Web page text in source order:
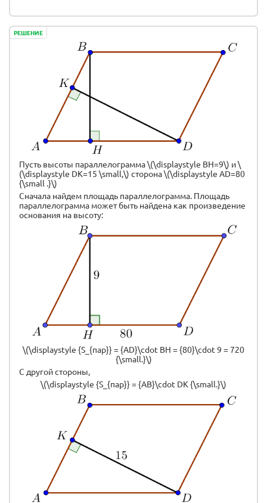
РЕШЕНИЕ
Пусть высоты параллелограмма \(\displaystyle BH=9\) и \
(\displaystyle DK=15 \small,\) сторона \(\displaystyle AD=80
{\small .}\)
Сначала найдем площадь параллелограмма. Площадь
параллелограмма может быть найдена как произведение
основания на высоту:
\(\displaystyle {S_{пар}} = {AD}\cdot BH = {80}\cdot 9 = 720
{\small.}\)
С другой стороны,
\(\displaystyle {S_{пар}} = {AB}\cdot DK {\small.}\)